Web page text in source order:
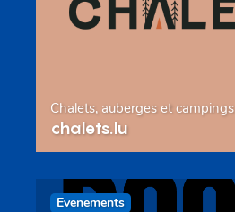
Chalets, auberges et campings
chalets.lu
Evenements